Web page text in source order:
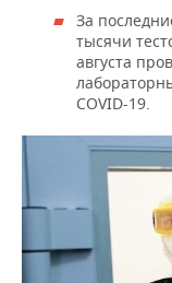
За
тысячи
августа
COVID-19.